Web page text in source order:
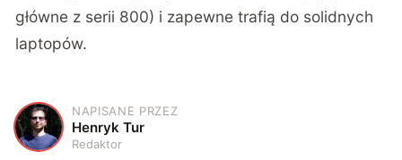
główne z serii 800) i zapewne trafią do solidnych
laptopów.
H
NAPISANE PRZEZ
Henryk Tur
Redaktor